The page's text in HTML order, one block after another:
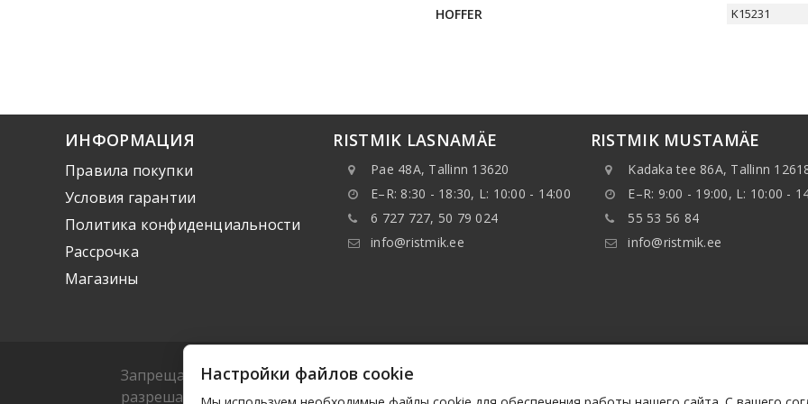
HOFFER K15231
ИНФОРМАЦИЯ
Правила покупки
Условия гарантии
Политика конфиденциальности
Рассрочка
Mагазины
RISTMIK LASNAMÄE
Pae 48A, Tallinn 13620
E–R: 8:30 - 18:30, L: 10:00 - 14:00
6 727 727, 50 79 024
info@ristmik.ee
RISTMIK MUSTAMÄE
Kadaka tee 86A, Tallinn
E–R: 9:00 - 19:00, L: 10:00 -
55 53 56 84
info@ristmik.ee
Запрещается копировать какие-либо данные, указанные на веб-сайте, в особенности,
разрешается копировать или распространять данные или базы данных без предварительного
Настройки файлов cookie